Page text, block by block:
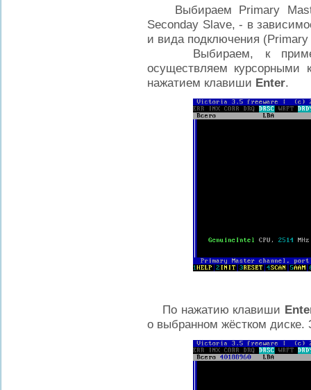
Выбираем Primary
Seconday Slave, - в
и вида подключения (Primary
Выбираем, к
осуществляем
нажатием клавиши Enter.
По нажатию клавиши
о выбранном жёстком